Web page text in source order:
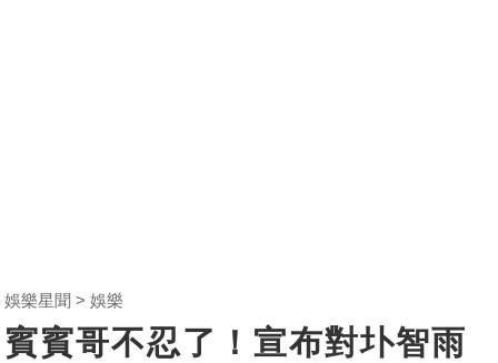
娛樂星聞 娛樂
賓賓哥不忍了！宣布對圤智雨